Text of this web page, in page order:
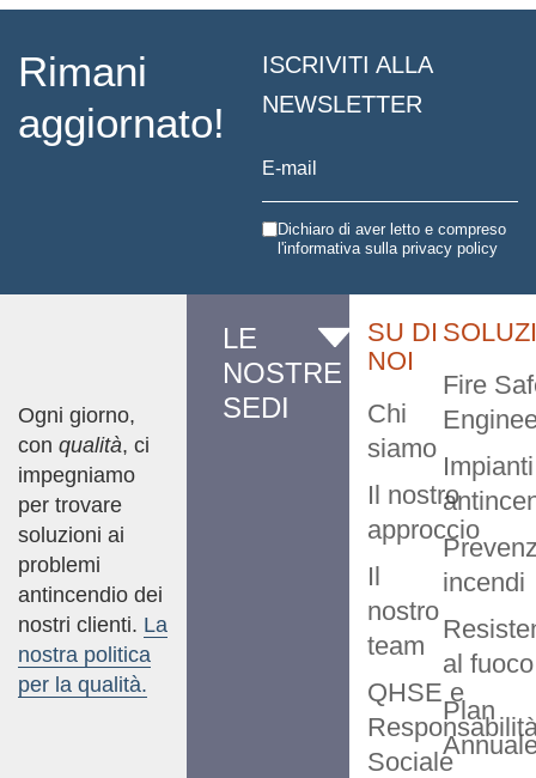
Rimani
aggiornato!
ISCRIVITI ALLA
NEWSLETTER
Dichiaro di aver letto e compreso
l'informativa sullaprivacy policy
Ogni giorno,
con qualità, ci
impegniamo
per trovare
soluzioni ai
problemi
antincendio dei
nostri clienti. La
nostra politica
per la qualità.
LE
NOSTRE
SEDI
SU DI
NOI
Chi
siamo
Il nostro
approccio
Il
nostro
team
QHSE e
Sociale
Fire
Impianti
incendi
al fuoco
Plan